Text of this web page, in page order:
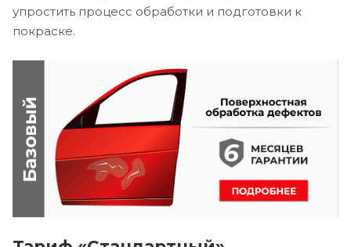
упростить процесс обработки и подготовки к
покраске.